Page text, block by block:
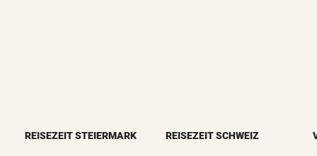
REISEZEIT STEIERMARK REISEZEIT SCHWEIZ